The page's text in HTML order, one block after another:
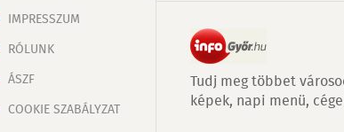
IMPRESSZUM
RÓLUNK
ÁSZF
COOKIE SZABÁLYZAT
Tudj meg többet
képek, napi menü,